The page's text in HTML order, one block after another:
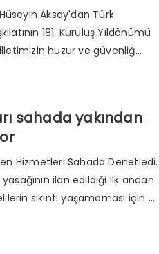
Aksoy'dan Türk
181. Kuruluş Yıldönümü
huzur ve güvenliğ...
sahada yakından
Hizmetleri Sahada Denetledi.
ilan edildiği ilk andan
sıkıntı yaşamaması için ...